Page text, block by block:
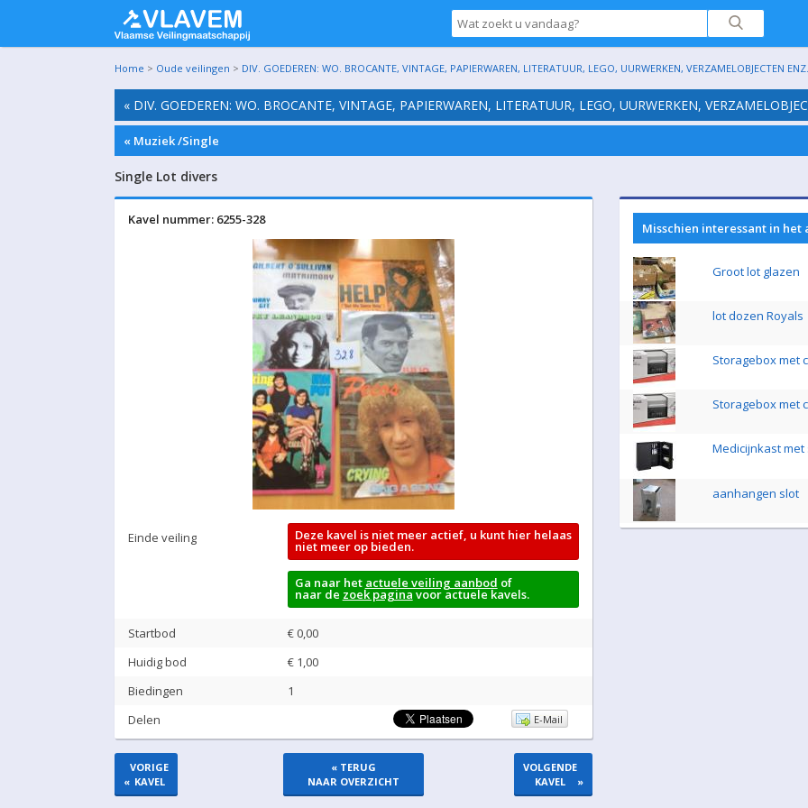
Home > Oude veilingen > DIV. GOEDEREN: WO. BROCANTE, VINTAGE, PAPIERWAREN, LITERATUUR, LEGO, UURWERKEN, VERZAMELOBJECTEN
« DIV. GOEDEREN: WO. BROCANTE, VINTAGE, PAPIERWAREN, LITERATUUR, LEGO, UURWERKEN,
« Muziek /Single
Single Lot divers
Kavel nummer: 6255-328
Einde veiling Deze kavel is niet meer actief, u kunt hier helaas
niet meer op bieden.
Ga naar het actuele veiling aanbod of
naar de zoek paginavoor actuele kavels.
Startbod
€ 0,00
Huidig bod
€ 1,00
Biedingen
1
Delen
E-Mail
«
VORIGE
KAVEL
« TERUG
NAAR OVERZICHT
VOLGENDE
KAVEL
»
Misschien interessant in het
Groot lot glazen
lot dozen Royals
Storagebox met
Storagebox met
Medicijnkast met
aanhangen slot